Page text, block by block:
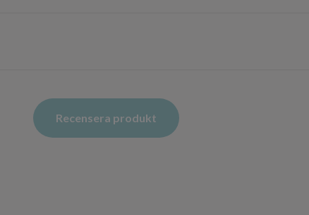
Recensera produkt